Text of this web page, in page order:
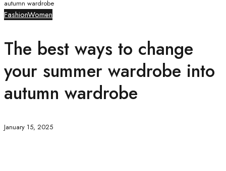
autumn wardrobe
FashionWomen
The best ways to change
your summer wardrobe into
autumn wardrobe
January 15, 2025